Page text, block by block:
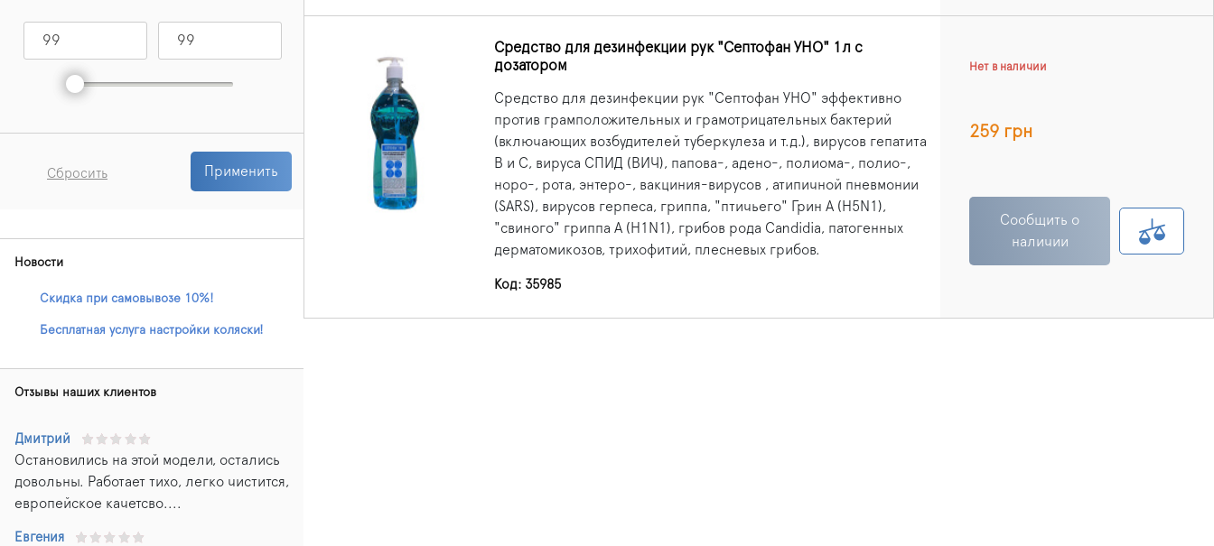
Сбросить Применить
Новости
Скидка при самовывозе 10%!
Бесплатная услуга настройки коляски!
Отзывы наших клиентов
Дмитрий
Остановились на этой модели, остались
довольны. Работает тихо, легко чистится,
европейское качетсво....
Евгения
Средство для дезинфекции рук "Септофан УНО" 1л с
дозатором
Средство для дезинфекции рук "Септофан УНО" эффективно
против грамположительных и грамотрицательных бактерий
(включающих возбудителей туберкулеза и т.д.), вирусов гепатита
В и С, вируса СПИД (ВИЧ), папова-, адено-, полиома-, полио-,
норо-, рота, энтеро-, вакциния-вирусов , атипичной пневмонии
(SARS), вирусов герпеса, гриппа, "птичьего" Грин А (H5N1),
"свиного" гриппа A (H1N1), грибов рода Candidia, патогенных
дерматомикозов, трихофитий, плесневых грибов.
Код: 35985
Нет в наличии
259 грн
Сообщить о
наличии